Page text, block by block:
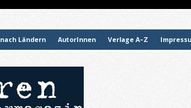
Ländern AutorInnen Verlage A–Z